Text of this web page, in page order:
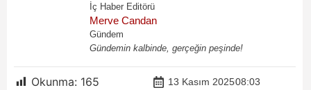
İç Haber Editörü
Merve Candan
Gündem
Gündemin kalbinde, gerçeğin peşinde!
Okunma: 165 13 Kasım 202508:03